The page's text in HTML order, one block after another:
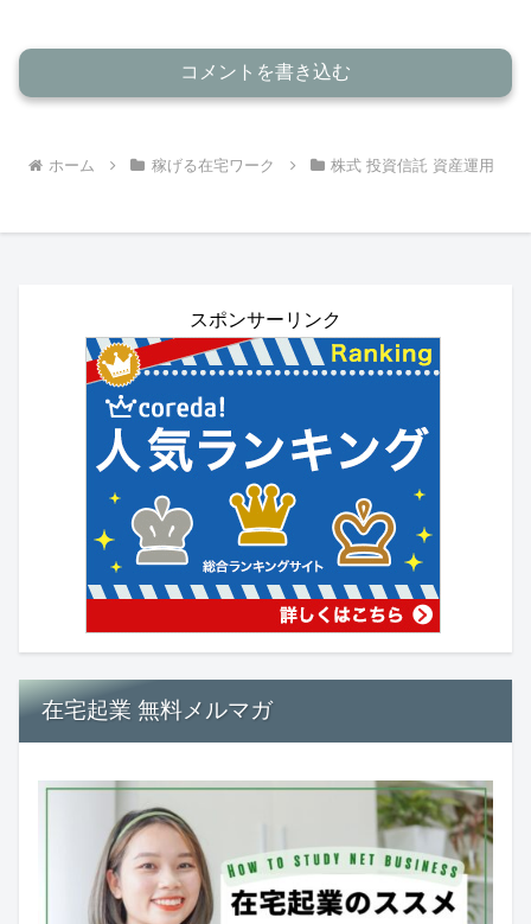
コメントを書き込む
ホーム 稼げる在宅ワーク 株式 投資信託 資産運用
スポンサーリンク
在宅起業 無料メルマガ